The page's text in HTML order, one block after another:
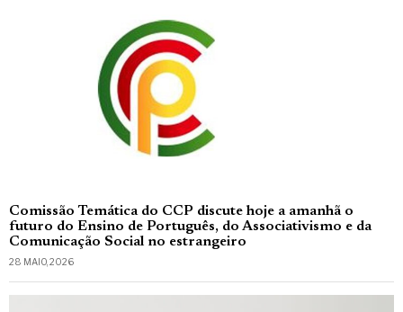
Comissão Temática do CCP discute hoje a amanhã o
futuro do Ensino de Português, do Associativismo e da
Comunicação Social no estrangeiro
28 MAIO, 2026